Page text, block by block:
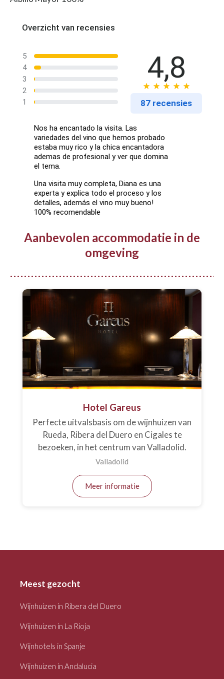
Overzicht van recensies
5
4
3
2
1
4,8
87 recensies
Nos ha encantado la visita. Las
variedades del vino que hemos probado
estaba muy rico y la chica encantadora
ademas de profesional y ver que domina
el tema.
Una visita muy completa, Diana es una
experta y explica todo el proceso y los
detalles, además el vino muy bueno!
100% recomendable
Aanbevolen accommodatie in de
omgeving
Hotel Gareus
Perfecte uitvalsbasis om de wijnhuizen van
Rueda, Ribera del Duero en Cigales te
bezoeken, in het centrum van Valladolid.
Valladolid
Meer informatie
Meest gezocht
Wijnhuizen in Ribera del Duero
Wijnhuizen in La Rioja
Wijnhotels in Spanje
Wijnhuizen in Andalucia